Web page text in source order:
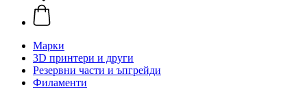
Mарки
3D принтери и други
Резервни части и ъпгрейди
Филаменти